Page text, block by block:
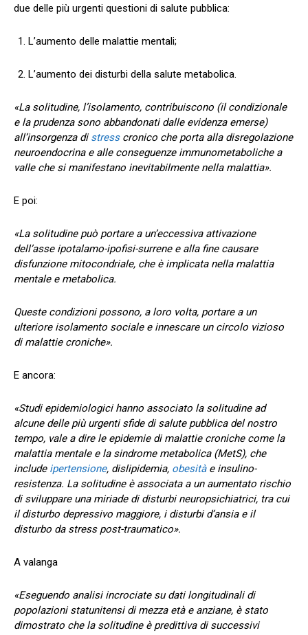
due delle più urgenti questioni di salute pubblica:
L’aumento delle malattie mentali;
L’aumento dei disturbi della salute metabolica.
«La solitudine, l’isolamento, contribuiscono (il condizionale
e la prudenza sono abbandonati dalle evidenza emerse)
all’insorgenza di stresscronico che porta alla disregolazione
neuroendocrina e alle conseguenze immunometaboliche a
valle che si manifestano inevitabilmente nella malattia».
E poi:
«La solitudine può portare a un’eccessiva attivazione
dell’asse ipotalamo-ipofisi-surrene e alla fine causare
disfunzione mitocondriale, che è implicata nella malattia
mentale e metabolica.
Queste condizioni possono, a loro volta, portare a un
ulteriore isolamento sociale e innescare un circolo vizioso
di malattie croniche».
E ancora:
«Studi epidemiologici hanno associato la solitudine ad
alcune delle più urgenti sfide di salute pubblica del nostro
tempo, vale a dire le epidemie di malattie croniche come la
malattia mentale e la sindrome metabolica (MetS), che
include ipertensione, dislipidemia, obesitàe insulino-
resistenza. La solitudine è associata a un aumentato rischio
di sviluppare una miriade di disturbi neuropsichiatrici, tra cui
il disturbo depressivo maggiore, i disturbi d’ansia e il
disturbo da stress post-traumatico».
A valanga
«Eseguendo analisi incrociate su dati longitudinali di
popolazioni statunitensi di mezza età e anziane, è stato
dimostrato che la solitudine è predittiva di successivi